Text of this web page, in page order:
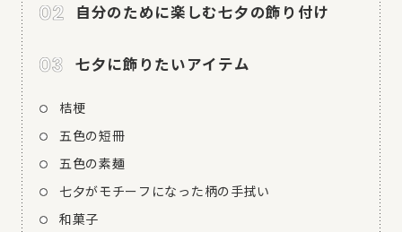
自分のために楽しむ七夕の飾り付け
七夕に飾りたいアイテム
桔梗
五色の短冊
五色の素麺
七夕がモチーフになった柄の手拭い
和菓子